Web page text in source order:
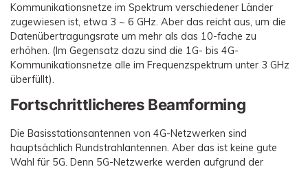
Kommunikationsnetze im Spektrum verschiedener Länder
zugewiesen ist, etwa 3 ~ 6 GHz. Aber das reicht aus, um die
Datenübertragungsrate um mehr als das 10-fache zu
erhöhen. (Im Gegensatz dazu sind die 1G- bis 4G-
Kommunikationsnetze alle im Frequenzspektrum unter 3 GHz
überfüllt).
Fortschrittlicheres Beamforming
Die Basisstationsantennen von 4G-Netzwerken sind
hauptsächlich Rundstrahlantennen. Aber das ist keine gute
Wahl für 5G. Denn 5G-Netzwerke werden aufgrund der